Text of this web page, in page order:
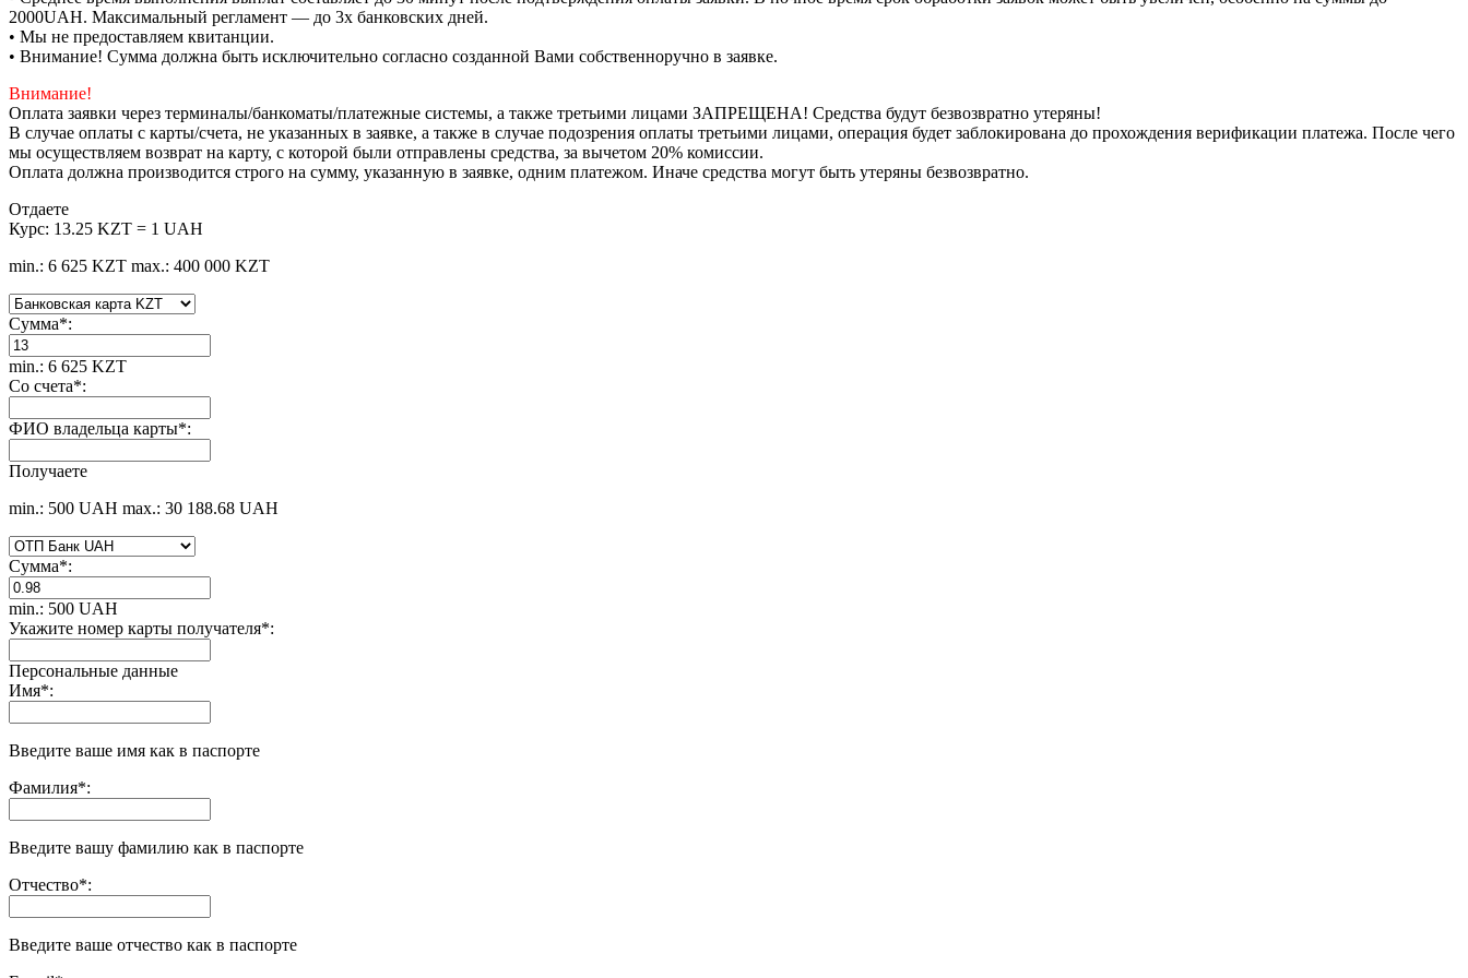
2000UAH. Максимальный регламент — до 3х банковских дней.
• Мы не предоставляем квитанции.
• Внимание! Сумма должна быть исключительно согласно созданной Вами собственноручно в заявке.
Внимание!
Оплата заявки через терминалы/банкоматы/платежные системы, а также третьими лицами ЗАПРЕЩЕНА! Средства будут безвозвратно утеряны!
В случае оплаты с карты/счета, не указанных в заявке, а также в случае подозрения оплаты третьими лицами, операция будет заблокирована до прохождения верификации платежа. После чего
мы осуществляем возврат на карту, с которой были отправлены средства, за вычетом 20% комиссии.
Оплата должна производится строго на сумму, указанную в заявке, одним платежом. Иначе средства могут быть утеряны безвозвратно.
Отдаете
Курс: 13.25 KZT = 1 UAH
min.: 6 625 KZT max.: 400 000 KZT
Сумма*:
min.: 6 625 KZT
Со счета*:
ФИО владельца карты*:
Получаете
min.: 500 UAH max.: 30 188.68 UAH
Сумма*:
min.: 500 UAH
Укажите номер карты получателя*:
Персональные данные
Имя*:
Введите ваше имя как в паспорте
Фамилия*:
Введите вашу фамилию как в паспорте
Отчество*:
Введите ваше отчество как в паспорте